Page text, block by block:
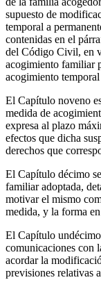
supuesto de
temporal a
contenidas en el
del Código Civil, en
acogimiento familiar
acogimiento
El Capítulo noveno
medida de
expresa al plazo
efectos que dicha
derechos que
El Capítulo décimo
familiar adoptada,
motivar el mismo
medida, y la forma
El Capítulo
comunicaciones con
acordar la
previsiones relativas